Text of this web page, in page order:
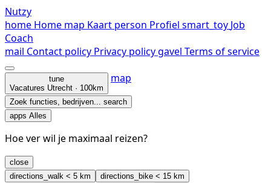
Nutzy
home Home map Kaart person Profiel smart_toy Job
Coach
mail Contact policy Privacy policygavel Terms of service
tune
Vacatures Utrecht · 100km
map
Zoek functies, bedrijven... search
apps Alles
Hoe ver wil je maximaal reizen?
close
directions_walk < 5 km directions_bike < 15 km